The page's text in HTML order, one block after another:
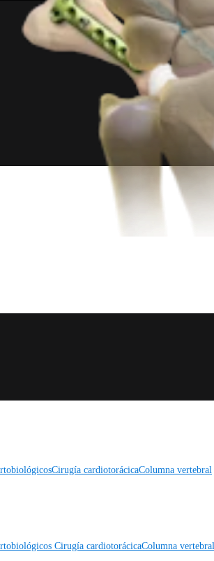
Cirugía cardiotorácicaColumna vertebral
Cirugía cardiotorácicaColumna vertebral